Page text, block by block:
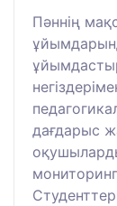
Пәннің
дағдарыс